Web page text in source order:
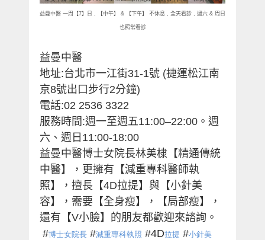
益曼中醫 一周【7】日 , 【中午】 & 【下午】 不休息 , 全天看診 , 週六 & 周日
也照常看診
益曼中醫
地址:台北市一江街31-1號 (捷運松江南
京8號出口步行2分鐘)
電話:02 2536 3322
服務時間 :週一至週五11:00–22:00 。週
六、週日 11:00-18:00
益曼中醫博士女院長林美棣【精通傳統
中醫】，更擁有【減重專科醫師執
照】，擅長【4D拉提】與【小針美
容】，需要【全身瘦】，【局部瘦】，
還有【V小臉】的朋友都歡迎來諮詢。
#博士女院長 #減重專科執照 #4D拉提 #小針美